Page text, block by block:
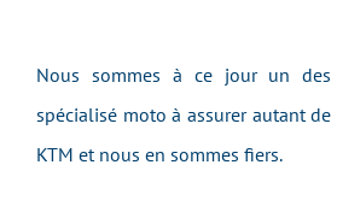
Nous sommes à ce jour un des
spécialisé moto à assurer autant
KTM et nous en sommes fiers.